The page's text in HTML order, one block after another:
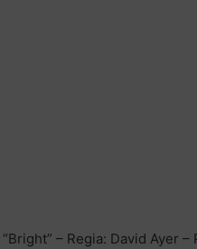
– Regia: David Ayer